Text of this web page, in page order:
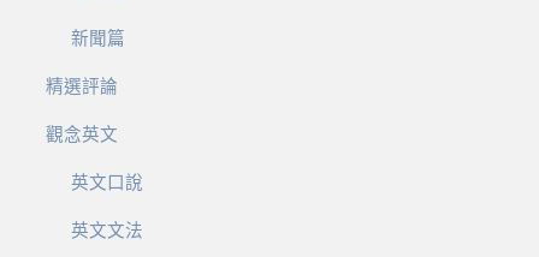
新聞篇
精選評論
觀念英文
英文口說
英文文法